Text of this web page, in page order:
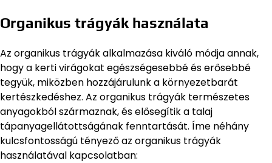
Organikus trágyák használata
Az organikus trágyák alkalmazása kiváló módja annak,
hogy a kerti virágokat egészségesebbé és erősebbé
tegyük, miközben hozzájárulunk a környezetbarát
kertészkedéshez. Az organikus trágyák természetes
anyagokból származnak, és elősegítik a talaj
tápanyagellátottságának fenntartását. Íme néhány
kulcsfontosságú tényező az organikus trágyák
használatával kapcsolatban: